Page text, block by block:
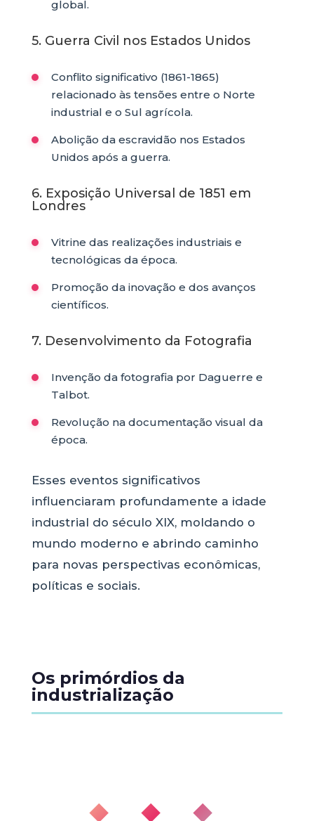
global.
5. Guerra Civil nos Estados Unidos
Conflito significativo (1861-1865)
relacionado às tensões entre o Norte
industrial e o Sul agrícola.
Abolição da escravidão nos Estados
Unidos após a guerra.
6. Exposição Universal de 1851 em
Londres
Vitrine das realizações industriais e
tecnológicas da época.
Promoção da inovação e dos avanços
científicos.
7. Desenvolvimento da Fotografia
Invenção da fotografia por Daguerre e
Talbot.
Revolução na documentação visual da
época.
Esses eventos significativos
influenciaram profundamente a idade
industrial do século XIX, moldando o
mundo moderno e abrindo caminho
para novas perspectivas econômicas,
políticas e sociais.
Os primórdios da
industrialização
◆ ◆ ◆